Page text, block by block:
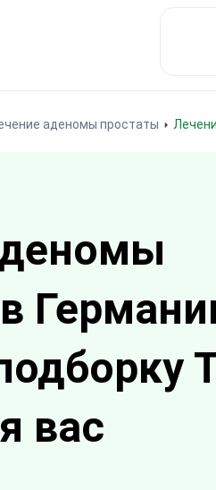
аденомы простаты
вас